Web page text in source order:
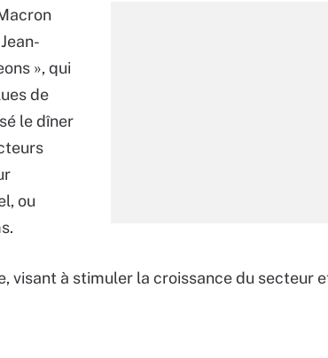
», qui
de
le dîner
ou
visant à stimuler la croissance du secteur